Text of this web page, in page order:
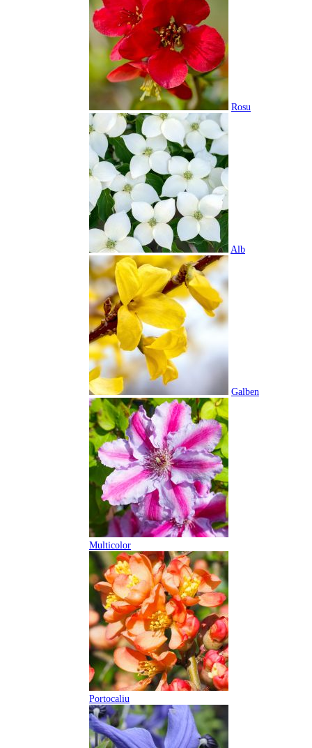
Rosu
Alb
Galben
Multicolor
Portocaliu